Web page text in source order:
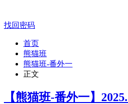
找回密码
首页
熊猫班
熊猫班-番外一
正文
【熊猫班-番外一】